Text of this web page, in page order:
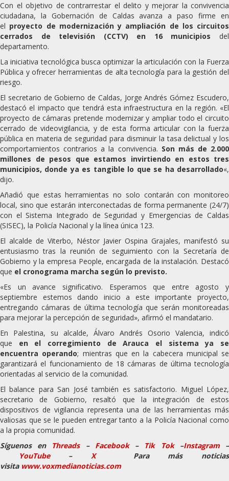
Con el objetivo de contrarrestar el delito y mejorar la convivencia
ciudadana, la Gobernación de Caldas avanza a paso firme en
el proyecto de modernización y ampliación de los circuitos
cerrados de televisión (CCTV) en 16 municipios del
departamento.
La iniciativa tecnológica busca optimizar la articulación con la Fuerza
Pública y ofrecer herramientas de alta tecnología para la gestión del
riesgo.
El secretario de Gobierno de Caldas, Jorge Andrés Gómez Escudero,
destacó el impacto que tendrá esta infraestructura en la región. «El
proyecto de cámaras pretende modernizar y ampliar todo el circuito
cerrado de videovigilancia, y de esta forma articular con la fuerza
pública en materia de seguridad para disminuir la tasa delictual y los
comportamientos contrarios a la convivencia. Son más de 2.000
millones de pesos que estamos invirtiendo en estos tres
municipios, donde ya es tangible lo que se ha desarrollado«,
dijo.
Añadió que estas herramientas no solo contarán con monitoreo
local, sino que estarán interconectadas de forma permanente (24/7)
con el Sistema Integrado de Seguridad y Emergencias de Caldas
(SISEC), la Policía Nacional y la línea única 123.
El alcalde de Viterbo, Néstor Javier Ospina Grajales, manifestó su
entusiasmo tras la reunión de seguimiento con la Secretaría de
Gobierno y la empresa People, encargada de la instalación. Destacó
que el cronograma marcha según lo previsto.
«Es un avance significativo. Esperamos que entre agosto y
septiembre estemos dando inicio a este importante proyecto,
entregando cámaras de última tecnología que serán monitoreadas
para mejorar la percepción de seguridad», afirmó el mandatario.
En Palestina, su alcalde, Álvaro Andrés Osorio Valencia, indicó
que en el corregimiento de Arauca el sistema ya se
encuentra operando; mientras que en la cabecera municipal se
garantizará el funcionamiento de 18 cámaras de última tecnología
orientadas al servicio de la comunidad.
El balance para San José también es satisfactorio. Miguel López,
secretario de Gobierno, resaltó que la integración de estos
dispositivos de vigilancia representa una de las herramientas más
valiosas que se le pueden entregar tanto a la Policía Nacional como
a la propia comunidad.
Síguenos en Threads– Facebook– Tik Tok–Instagram–
YouTube–XPara más noticias
visita www.voxmedianoticias.com